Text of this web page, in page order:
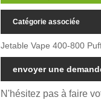
Catégorie associée
Jetable Vape 400-800
envoyer une
N'hésitez pas à faire